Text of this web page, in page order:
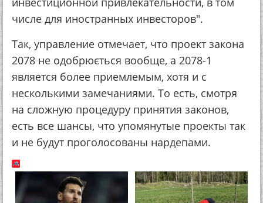
числе для иностранных инвесторов".
Так, управление отмечает, что проект закона
2078 не одобрюється вообще, а 2078-1
является более приемлемым, хотя и с
несколькими замечаниями. То есть, смотря
на сложную процедуру принятия законов,
есть все шансы, что упомянутые проекты так
и не будут проголосованы нардепами.